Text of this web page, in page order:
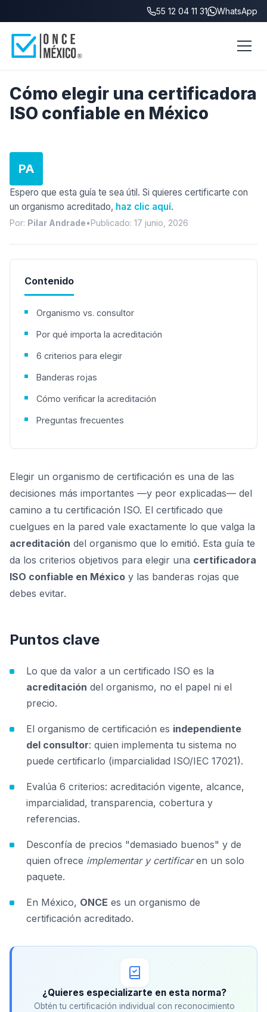
55 12 04 11 31 WhatsApp
Cómo elegir una certificadora
ISO confiable en México
PA
Espero que esta guía te sea útil. Si quieres certificarte con
un organismo acreditado, haz clic aquí.
Por: Pilar Andrade•Publicado: 17 junio, 2026
Elegir un organismo de certificación es una de las
decisiones más importantes —y peor explicadas— del
camino a tu certificación ISO. El certificado que
cuelgues en la pared vale exactamente lo que valga la
acreditación del organismo que lo emitió. Esta guía te
da los criterios objetivos para elegir una certificadora
ISO confiable en México y las banderas rojas que
debes evitar.
Puntos clave
Lo que da valor a un certificado ISO es la
acreditación del organismo, no el papel ni el
precio.
El organismo de certificación es independiente
del consultor: quien implementa tu sistema no
puede certificarlo (imparcialidad ISO/IEC 17021).
Evalúa 6 criterios: acreditación vigente, alcance,
imparcialidad, transparencia, cobertura y
referencias.
Desconfía de precios "demasiado buenos" y de
quien ofrece implementar y certificaren un solo
paquete.
En México, ONCE es un organismo de
certificación acreditado.
¿Quieres especializarte en esta norma?
Obtén tu certificación individual con reconocimiento
Contenido
Organismo vs. consultor
Por qué importa la acreditación
6 criterios para elegir
Banderas rojas
Cómo verificar la acreditación
Preguntas frecuentes